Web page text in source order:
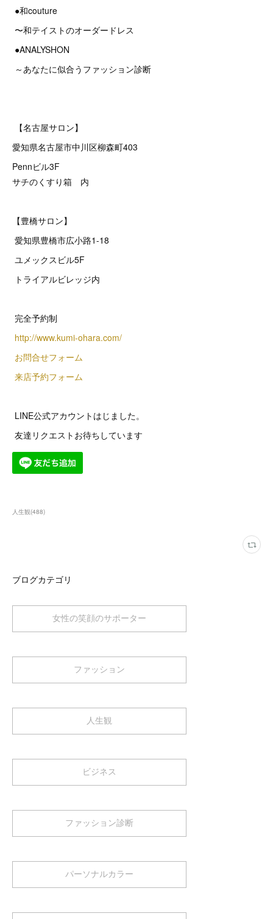
●和couture
〜和テイストのオーダードレス
●ANALYSHON
～あなたに似合うファッション診断
【名古屋サロン】
愛知県名古屋市中川区柳森町403
Pennビル3F
サチのくすり箱 内
【豊橋サロン】
愛知県豊橋市広小路1-18
ユメックスビル5F
トライアルビレッジ内
完全予約制
http://www.kumi-ohara.com/
お問合せフォーム
来店予約フォーム
LINE公式アカウントはじました。
友達リクエストお待ちしています
人生観(488)
ブログカテゴリ
女性の笑顔のサポーター
ファッション
人生観
ビジネス
ファッション診断
パーソナルカラー